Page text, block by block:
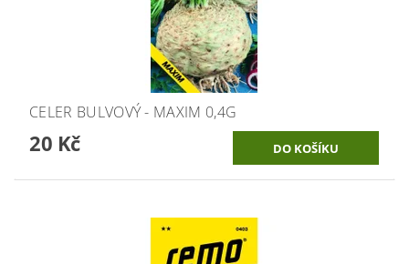
CELER BULVOVÝ - MAXIM 0,4G
20 Kč